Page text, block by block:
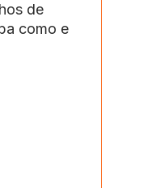
de
como e